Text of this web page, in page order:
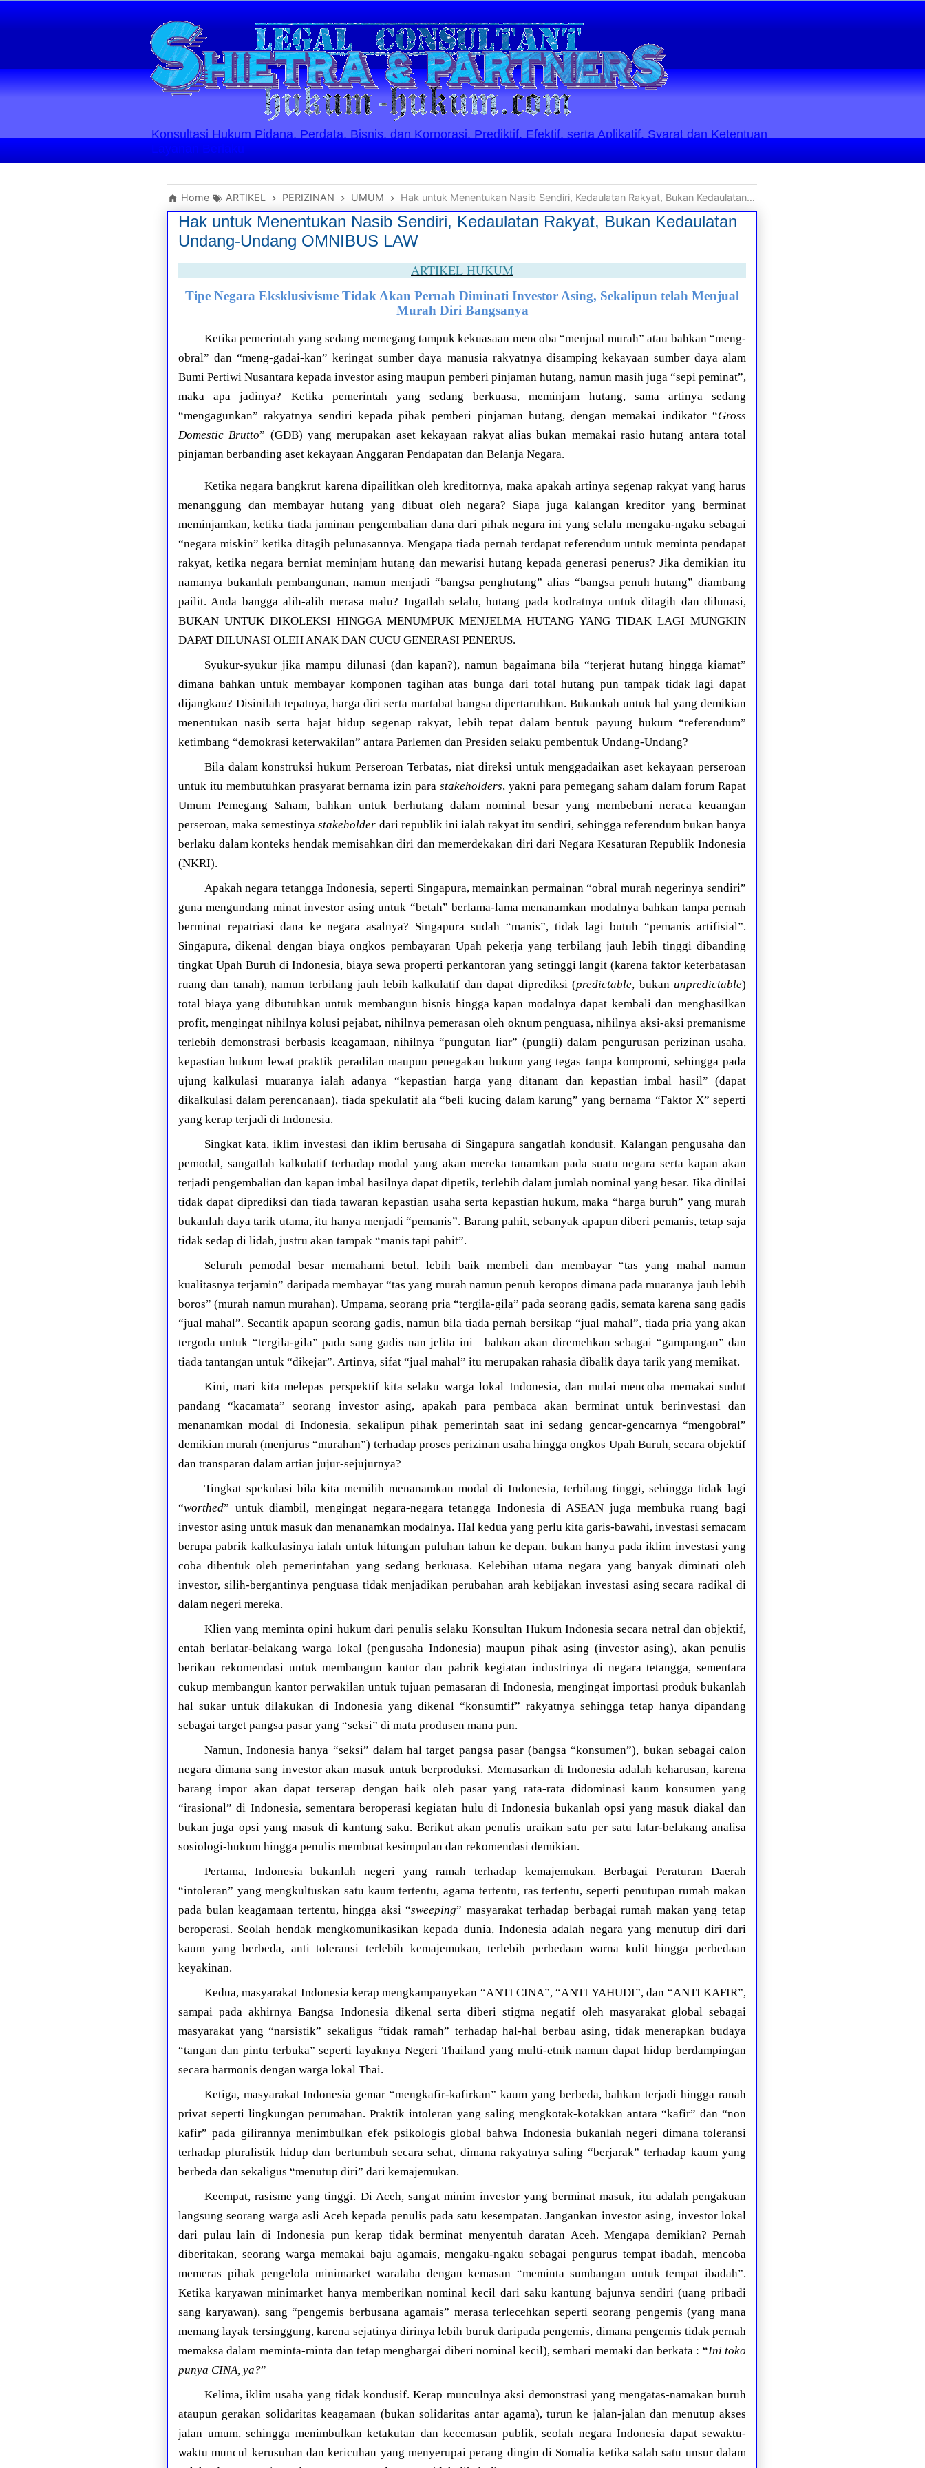
Konsultasi Hukum Pidana, Perdata, Bisnis, dan Korporasi. Prediktif, Efektif, serta Aplikatif. Syarat dan Ketentuan
Layanan Berlaku
Home ARTIKEL PERIZINAN UMUM Hak untuk Menentukan Nasib Sendiri, Kedaulatan Rakyat, Bukan Kedaulatan Undang-Undang OMNIBUS LAW
Hak untuk Menentukan Nasib Sendiri, Kedaulatan Rakyat, Bukan Kedaulatan
Undang-Undang OMNIBUS LAW
ARTIKEL HUKUM
Tipe Negara Eksklusivisme Tidak Akan Pernah Diminati Investor Asing, Sekalipun telah Menjual
Murah Diri Bangsanya
Ketika pemerintah yang sedang memegang tampuk kekuasaan mencoba “menjual murah” atau bahkan “meng-
obral” dan “meng-gadai-kan” keringat sumber daya manusia rakyatnya disamping kekayaan sumber daya alam
Bumi Pertiwi Nusantara kepada investor asing maupun pemberi pinjaman hutang, namun masih juga “sepi peminat”,
maka apa jadinya? Ketika pemerintah yang sedang berkuasa, meminjam hutang, sama artinya sedang
“mengagunkan” rakyatnya sendiri kepada pihak pemberi pinjaman hutang, dengan memakai indikator “Gross
Domestic Brutto” (GDB) yang merupakan aset kekayaan rakyat alias bukan memakai rasio hutang antara total
pinjaman berbanding aset kekayaan Anggaran Pendapatan dan Belanja Negara.
Ketika negara bangkrut karena dipailitkan oleh kreditornya, maka apakah artinya segenap rakyat yang harus
menanggung dan membayar hutang yang dibuat oleh negara? Siapa juga kalangan kreditor yang berminat
meminjamkan, ketika tiada jaminan pengembalian dana dari pihak negara ini yang selalu mengaku-ngaku sebagai
“negara miskin” ketika ditagih pelunasannya. Mengapa tiada pernah terdapat referendum untuk meminta pendapat
rakyat, ketika negara berniat meminjam hutang dan mewarisi hutang kepada generasi penerus? Jika demikian itu
namanya bukanlah pembangunan, namun menjadi “bangsa penghutang” alias “bangsa penuh hutang” diambang
pailit. Anda bangga alih-alih merasa malu? Ingatlah selalu, hutang pada kodratnya untuk ditagih dan dilunasi,
BUKAN UNTUK DIKOLEKSI HINGGA MENUMPUK MENJELMA HUTANG YANG TIDAK LAGI MUNGKIN
DAPAT DILUNASI OLEH ANAK DAN CUCU GENERASI PENERUS.
Syukur-syukur jika mampu dilunasi (dan kapan?), namun bagaimana bila “terjerat hutang hingga kiamat”
dimana bahkan untuk membayar komponen tagihan atas bunga dari total hutang pun tampak tidak lagi dapat
dijangkau? Disinilah tepatnya, harga diri serta martabat bangsa dipertaruhkan. Bukankah untuk hal yang demikian
menentukan nasib serta hajat hidup segenap rakyat, lebih tepat dalam bentuk payung hukum “referendum”
ketimbang “demokrasi keterwakilan” antara Parlemen dan Presiden selaku pembentuk Undang-Undang?
Bila dalam konstruksi hukum Perseroan Terbatas, niat direksi untuk menggadaikan aset kekayaan perseroan
untuk itu membutuhkan prasyarat bernama izin para stakeholders, yakni para pemegang saham dalam forum Rapat
Umum Pemegang Saham, bahkan untuk berhutang dalam nominal besar yang membebani neraca keuangan
perseroan, maka semestinyastakeholder dari republik ini ialah rakyat itu sendiri, sehingga referendum bukan hanya
berlaku dalam konteks hendak memisahkan diri dan memerdekakan diri dari Negara Kesaturan Republik Indonesia
(NKRI).
Apakah negara tetangga Indonesia, seperti Singapura, memainkan permainan “obral murah negerinya sendiri”
guna mengundang minat investor asing untuk “betah” berlama-lama menanamkan modalnya bahkan tanpa pernah
berminat repatriasi dana ke negara asalnya? Singapura sudah “manis”, tidak lagi butuh “pemanis artifisial”.
Singapura, dikenal dengan biaya ongkos pembayaran Upah pekerja yang terbilang jauh lebih tinggi dibanding
tingkat Upah Buruh di Indonesia, biaya sewa properti perkantoran yang setinggi langit (karena faktor keterbatasan
ruang dan tanah), namun terbilang jauh lebih kalkulatif dan dapat diprediksi (predictable, bukanunpredictable)
total biaya yang dibutuhkan untuk membangun bisnis hingga kapan modalnya dapat kembali dan menghasilkan
profit, mengingat nihilnya kolusi pejabat, nihilnya pemerasan oleh oknum penguasa, nihilnya aksi-aksi premanisme
terlebih demonstrasi berbasis keagamaan, nihilnya “pungutan liar” (pungli) dalam pengurusan perizinan usaha,
kepastian hukum lewat praktik peradilan maupun penegakan hukum yang tegas tanpa kompromi, sehingga pada
ujung kalkulasi muaranya ialah adanya “kepastian harga yang ditanam dan kepastian imbal hasil” (dapat
dikalkulasi dalam perencanaan), tiada spekulatif ala “beli kucing dalam karung” yang bernama “Faktor X” seperti
yang kerap terjadi di Indonesia.
Singkat kata, iklim investasi dan iklim berusaha di Singapura sangatlah kondusif. Kalangan pengusaha dan
pemodal, sangatlah kalkulatif terhadap modal yang akan mereka tanamkan pada suatu negara serta kapan akan
terjadi pengembalian dan kapan imbal hasilnya dapat dipetik, terlebih dalam jumlah nominal yang besar. Jika dinilai
tidak dapat diprediksi dan tiada tawaran kepastian usaha serta kepastian hukum, maka “harga buruh” yang murah
bukanlah daya tarik utama, itu hanya menjadi “pemanis”. Barang pahit, sebanyak apapun diberi pemanis, tetap saja
tidak sedap di lidah, justru akan tampak “manis tapi pahit”.
Seluruh pemodal besar memahami betul, lebih baik membeli dan membayar “tas yang mahal namun
kualitasnya terjamin” daripada membayar “tas yang murah namun penuh keropos dimana pada muaranya jauh lebih
boros” (murah namun murahan). Umpama, seorang pria “tergila-gila” pada seorang gadis, semata karena sang gadis
“jual mahal”. Secantik apapun seorang gadis, namun bila tiada pernah bersikap “jual mahal”, tiada pria yang akan
tergoda untuk “tergila-gila” pada sang gadis nan jelita ini—bahkan akan diremehkan sebagai “gampangan” dan
tiada tantangan untuk “dikejar”. Artinya, sifat “jual mahal” itu merupakan rahasia dibalik daya tarik yang memikat.
Kini, mari kita melepas perspektif kita selaku warga lokal Indonesia, dan mulai mencoba memakai sudut
pandang “kacamata” seorang investor asing, apakah para pembaca akan berminat untuk berinvestasi dan
menanamkan modal di Indonesia, sekalipun pihak pemerintah saat ini sedang gencar-gencarnya “mengobral”
demikian murah (menjurus “murahan”) terhadap proses perizinan usaha hingga ongkos Upah Buruh, secara objektif
dan transparan dalam artian jujur-sejujurnya?
Tingkat spekulasi bila kita memilih menanamkan modal di Indonesia, terbilang tinggi, sehingga tidak lagi
“worthed” untuk diambil, mengingat negara-negara tetangga Indonesia di ASEAN juga membuka ruang bagi
investor asing untuk masuk dan menanamkan modalnya. Hal kedua yang perlu kita garis-bawahi, investasi semacam
berupa pabrik kalkulasinya ialah untuk hitungan puluhan tahun ke depan, bukan hanya pada iklim investasi yang
coba dibentuk oleh pemerintahan yang sedang berkuasa. Kelebihan utama negara yang banyak diminati oleh
investor, silih-bergantinya penguasa tidak menjadikan perubahan arah kebijakan investasi asing secara radikal di
dalam negeri mereka.
Klien yang meminta opini hukum dari penulis selaku Konsultan Hukum Indonesia secara netral dan objektif,
entah berlatar-belakang warga lokal (pengusaha Indonesia) maupun pihak asing (investor asing), akan penulis
berikan rekomendasi untuk membangun kantor dan pabrik kegiatan industrinya di negara tetangga, sementara
cukup membangun kantor perwakilan untuk tujuan pemasaran di Indonesia, mengingat importasi produk bukanlah
hal sukar untuk dilakukan di Indonesia yang dikenal “konsumtif” rakyatnya sehingga tetap hanya dipandang
sebagai target pangsa pasar yang “seksi” di mata produsen mana pun.
Namun, Indonesia hanya “seksi” dalam hal target pangsa pasar (bangsa “konsumen”), bukan sebagai calon
negara dimana sang investor akan masuk untuk berproduksi. Memasarkan di Indonesia adalah keharusan, karena
barang impor akan dapat terserap dengan baik oleh pasar yang rata-rata didominasi kaum konsumen yang
“irasional” di Indonesia, sementara beroperasi kegiatan hulu di Indonesia bukanlah opsi yang masuk diakal dan
bukan juga opsi yang masuk di kantung saku. Berikut akan penulis uraikan satu per satu latar-belakang analisa
sosiologi-hukum hingga penulis membuat kesimpulan dan rekomendasi demikian.
Pertama, Indonesia bukanlah negeri yang ramah terhadap kemajemukan. Berbagai Peraturan Daerah
“intoleran” yang mengkultuskan satu kaum tertentu, agama tertentu, ras tertentu, seperti penutupan rumah makan
pada bulan keagamaan tertentu, hingga aksi “sweeping” masyarakat terhadap berbagai rumah makan yang tetap
beroperasi. Seolah hendak mengkomunikasikan kepada dunia, Indonesia adalah negara yang menutup diri dari
kaum yang berbeda, anti toleransi terlebih kemajemukan, terlebih perbedaan warna kulit hingga perbedaan
keyakinan.
Kedua, masyarakat Indonesia kerap mengkampanyekan “ANTI CINA”, “ANTI YAHUDI”, dan “ANTI KAFIR”,
sampai pada akhirnya Bangsa Indonesia dikenal serta diberi stigma negatif oleh masyarakat global sebagai
masyarakat yang “narsistik” sekaligus “tidak ramah” terhadap hal-hal berbau asing, tidak menerapkan budaya
“tangan dan pintu terbuka” seperti layaknya Negeri Thailand yang multi-etnik namun dapat hidup berdampingan
secara harmonis dengan warga lokal Thai.
Ketiga, masyarakat Indonesia gemar “mengkafir-kafirkan” kaum yang berbeda, bahkan terjadi hingga ranah
privat seperti lingkungan perumahan. Praktik intoleran yang saling mengkotak-kotakkan antara “kafir” dan “non
kafir” pada gilirannya menimbulkan efek psikologis global bahwa Indonesia bukanlah negeri dimana toleransi
terhadap pluralistik hidup dan bertumbuh secara sehat, dimana rakyatnya saling “berjarak” terhadap kaum yang
berbeda dan sekaligus “menutup diri” dari kemajemukan.
Keempat, rasisme yang tinggi. Di Aceh, sangat minim investor yang berminat masuk, itu adalah pengakuan
langsung seorang warga asli Aceh kepada penulis pada satu kesempatan. Jangankan investor asing, investor lokal
dari pulau lain di Indonesia pun kerap tidak berminat menyentuh daratan Aceh. Mengapa demikian? Pernah
diberitakan, seorang warga memakai baju agamais, mengaku-ngaku sebagai pengurus tempat ibadah, mencoba
memeras pihak pengelola minimarket waralaba dengan kemasan “meminta sumbangan untuk tempat ibadah”.
Ketika karyawan minimarket hanya memberikan nominal kecil dari saku kantung bajunya sendiri (uang pribadi
sang karyawan), sang “pengemis berbusana agamais” merasa terlecehkan seperti seorang pengemis (yang mana
memang layak tersinggung, karena sejatinya dirinya lebih buruk daripada pengemis, dimana pengemis tidak pernah
memaksa dalam meminta-minta dan tetap menghargai diberi nominal kecil), sembari memaki dan berkata : “Ini toko
punya CINA, ya?”
Kelima, iklim usaha yang tidak kondusif. Kerap munculnya aksi demonstrasi yang mengatas-namakan buruh
ataupun gerakan solidaritas keagamaan (bukan solidaritas antar agama), turun ke jalan-jalan dan menutup akses
jalan umum, sehingga menimbulkan ketakutan dan kecemasan publik, seolah negara Indonesia dapat sewaktu-
waktu muncul kerusuhan dan kericuhan yang menyerupai perang dingin di Somalia ketika salah satu unsur dalam